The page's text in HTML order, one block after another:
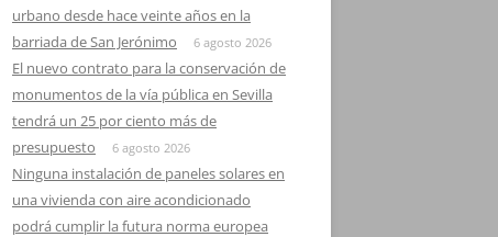
urbano desde hace veinte años en la
barriada de San Jerónimo
6 agosto 2026
El nuevo contrato para la conservación de
monumentos de la vía pública en Sevilla
tendrá un 25 por ciento más de
presupuesto
6 agosto 2026
Ninguna instalación de paneles solares en
una vivienda con aire acondicionado
podrá cumplir la futura norma europea